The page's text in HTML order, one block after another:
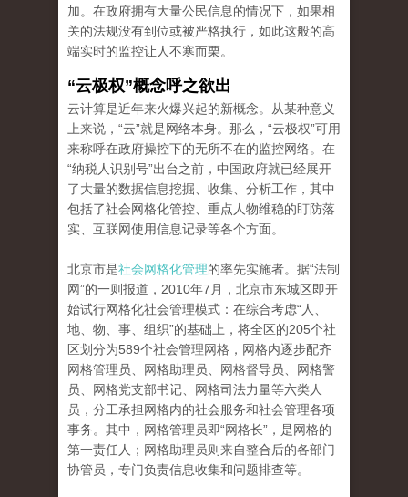
加。在政府拥有大量公民信息的情况下，如果相
关的法规没有到位或被严格执行，如此这般的高
端实时的监控让人不寒而栗。
“云极权”概念呼之欲出
云计算是近年来火爆兴起的新概念。从某种意义
上来说，“云”就是网络本身。那么，“云极权”可用
来称呼在政府操控下的无所不在的监控网络。在
“纳税人识别号”出台之前，中国政府就已经展开
了大量的数据信息挖掘、收集、分析工作，其中
包括了社会网格化管控、重点人物维稳的盯防落
实、互联网使用信息记录等各个方面。
北京市是社会网格化管理的率先实施者。据“法制
网”的一则报道，2010年7月，北京市东城区即开
始试行网格化社会管理模式：在综合考虑“人、
地、物、事、组织”的基础上，将全区的205个社
区划分为589个社会管理网格，网格内逐步配齐
网格管理员、网格助理员、网格督导员、网格警
员、网格党支部书记、网格司法力量等六类人
员，分工承担网格内的社会服务和社会管理各项
事务。其中，网格管理员即“网格长”，是网格的
第一责任人；网格助理员则来自整合后的各部门
协管员，专门负责信息收集和问题排查等。